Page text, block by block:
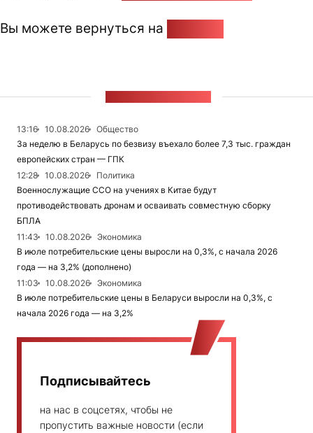
Вы можете вернуться на
13:16 10.08.2026
Общество
За неделю в Беларусь по безвизу въехало более 7,3 тыс. граждан
европейских стран — ГПК
12:28
10.08.2026
Политика
Военнослужащие ССО на учениях в Китае будут
противодействовать дронам и осваивать совместную сборку
БПЛА
11:43
10.08.2026
Экономика
В июле потребительские цены выросли на 0,3%, с начала 2026
года — на 3,2% (дополнено)
11:03
10.08.2026
Экономика
В июле потребительские цены в Беларуси выросли на 0,3%, с
начала 2026 года — на 3,2%
Подписывайтесь
на нас в соцсетях, чтобы не
пропустить важные новости (если